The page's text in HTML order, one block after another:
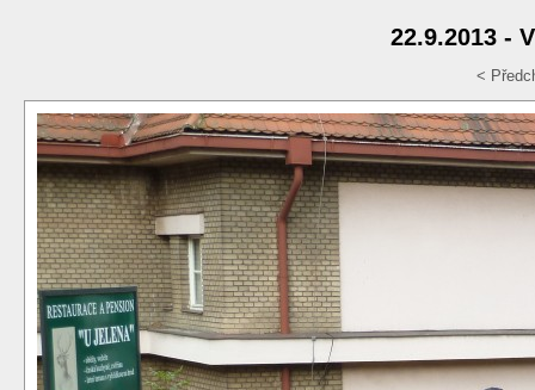
22.9.2013 -
<